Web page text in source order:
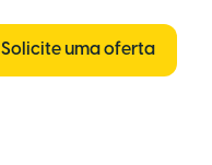
Solicite uma oferta